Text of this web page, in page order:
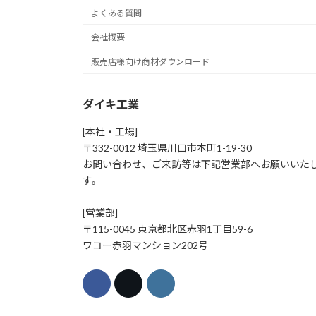
よくある質問
会社概要
販売店様向け商材ダウンロード
ダイキ工業
[本社・工場]
〒332-0012 埼玉県川口市本町1-19-30
お問い合わせ、ご来訪等は下記営業部へお願いいた
す。
[営業部]
〒115-0045 東京都北区赤羽1丁目59-6
ワコー赤羽マンション202号